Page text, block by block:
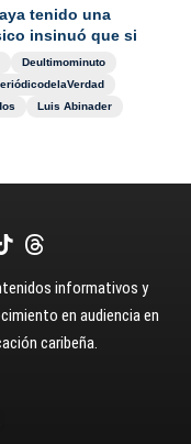
tenido una
insinuó que si
Deultimominuto
Luis Abinader
informativos y
en audiencia en
caribeña.